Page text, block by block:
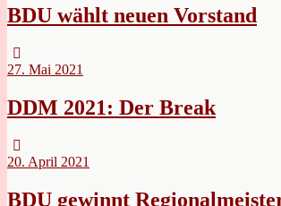
BDU wählt neuen Vorstand
27. Mai 2021
DDM 2021: Der Break
20. April 2021
BDU gewinnt